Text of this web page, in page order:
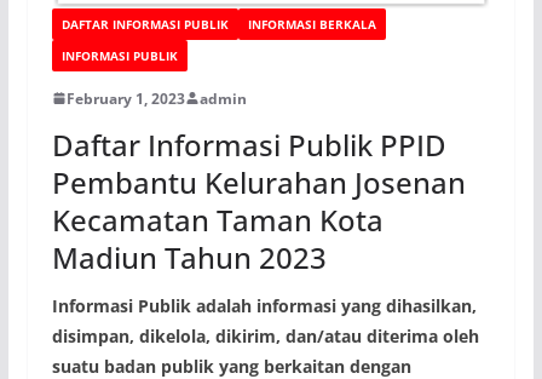
DAFTAR INFORMASI PUBLIK
INFORMASI BERKALA
INFORMASI PUBLIK
February 1, 2023 admin
Daftar Informasi Publik PPID
Pembantu Kelurahan Josenan
Kecamatan Taman Kota
Madiun Tahun 2023
Informasi Publik adalah informasi yang dihasilkan,
disimpan, dikelola, dikirim, dan/atau diterima oleh
suatu badan publik yang berkaitan dengan